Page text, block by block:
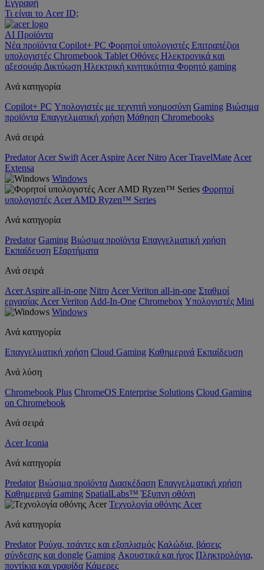
Εγγραφή
Τι είναι το Acer ID;
AI Προϊόντα
Νέα προϊόντα Copilot+ PC Φορητοί υπολογιστές Επιτραπέζιοι
υπολογιστές Chromebook Tablet Οθόνες Ηλεκτρονικά και
αξεσουάρ Δικτύωση Ηλεκτρική κινητικότητα Φορητό gaming
Ανά κατηγορία
Copilot+ PC Υπολογιστές με τεχνητή νοημοσύνη Gaming Βιώσιμα
προϊόντα Επαγγελματική χρήση Μάθηση Chromebooks
Ανά σειρά
Predator Acer Swift Acer Aspire Acer Nitro Acer TravelMate Acer
Extensa
Windows
Φορητοί
υπολογιστές Acer AMD Ryzen™ Series
Ανά κατηγορία
Predator Gaming Βιώσιμα προϊόντα Επαγγελματική χρήση
Εκπαίδευση Εξαρτήματα
Ανά σειρά
Acer Aspire all-in-one Nitro Acer Veriton all-in-one Σταθμοί
εργασίας Acer Veriton Add-In-One Chromebox Υπολογιστές Mini
Windows
Ανά κατηγορία
Επαγγελματική χρήση Cloud Gaming Καθημερινά Εκπαίδευση
Ανά λύση
Chromebook Plus ChromeOS Enterprise Solutions Cloud Gaming
on Chromebook
Ανά σειρά
Acer Iconia
Ανά κατηγορία
Predator Βιώσιμα προϊόντα Διασκέδαση Επαγγελματική χρήση
Καθημερινά Gaming SpatialLabs™ Έξυπνη οθόνη
Τεχνολογία οθόνης Acer
Ανά κατηγορία
Predator Ρούχα, τσάντες και εξοπλισμός Καλώδια, βάσεις
σύνδεσης και dongle Gaming Ακουστικά και ήχος Πληκτρολόγια,
ποντίκια και γραφίδα Κάμερες